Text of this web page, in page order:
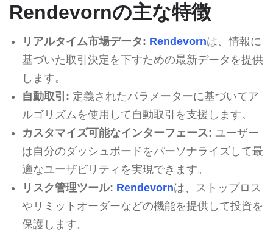
Rendevornの主な特徴
リアルタイム市場データ: Rendevornは、情報に
基づいた取引決定を下すための最新データを提供
します。
自動取引: 定義されたパラメーターに基づいてア
ルゴリズムを使用して自動取引を支援します。
カスタマイズ可能なインターフェース: ユーザー
は自分のダッシュボードをパーソナライズして最
適なユーザビリティを実現できます。
リスク管理ツール: Rendevornは、ストップロス
やリミットオーダーなどの機能を提供して投資を
保護します。